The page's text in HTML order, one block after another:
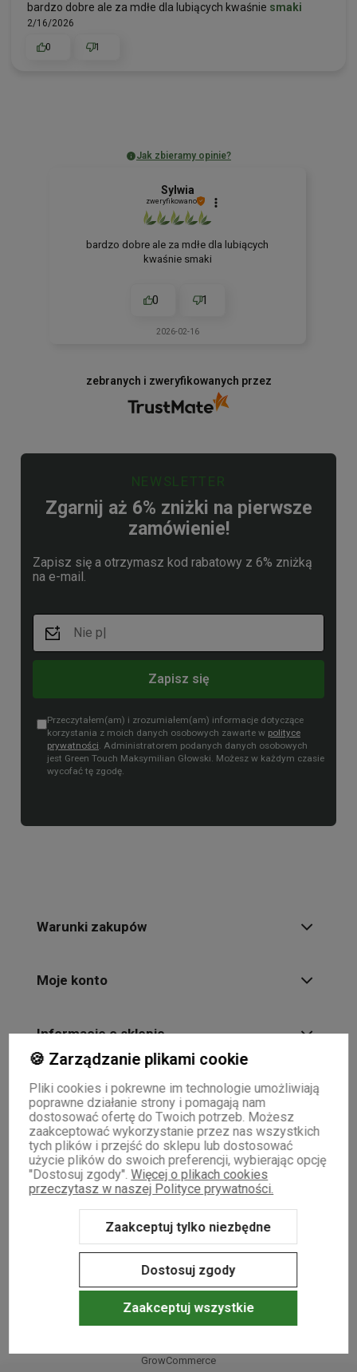
bardzo dobre ale za mdłe dla lubiących kwaśnie smaki
2/16/2026
0 1
Jak zbieramy opinie?
Sylwia
zweryfikowano
bardzo dobre ale za mdłe dla lubiących
kwaśnie smaki
0 1
2026-02-16
zebranych i zweryfikowanych przez
NEWSLETTER
Zgarnij aż 6% zniżki na pierwsze
zamówienie!
Zapisz się a otrzymasz kod rabatowy z 6% zniżką
na e-mail.
Zapisz się
Przeczytałem(am) i zrozumiałem(am) informacje dotyczące
korzystania z moich danych osobowych zawarte w polityce
prywatności. Administratorem podanych danych osobowych
jest Green Touch Maksymilian Głowski. Możesz w każdym czasie
wycofać tę zgodę.
Warunki zakupów
Moje konto
Informacje o sklepie
NASZE ODZNAKI
GrowCommerce
🍪 Zarządzanie plikami cookie
Pliki cookies i pokrewne im technologie umożliwiają
poprawne działanie strony i pomagają nam
dostosować ofertę do Twoich potrzeb. Możesz
zaakceptować wykorzystanie przez nas wszystkich
tych plików i przejść do sklepu lub dostosować
użycie plików do swoich preferencji, wybierając opcję
"Dostosuj zgody". Więcej o plikach cookies
przeczytasz w naszej Polityce prywatności.
Zaakceptuj tylko niezbędne
Dostosuj zgody
Zaakceptuj wszystkie